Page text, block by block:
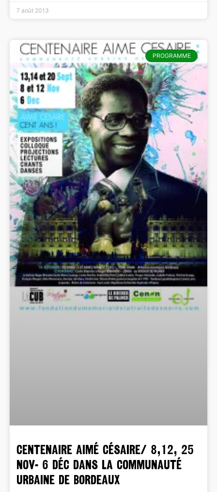
7 août 2013
PROGRAMME
CENTENAIRE Aimé Césaire/ 8,12, 25
nov- 6 déc dans la Communauté
Urbaine de Bordeaux